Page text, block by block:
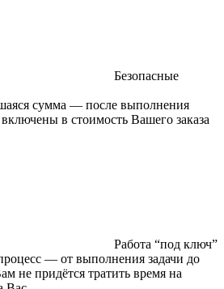
Безопасные
сумма — после выполнения
в стоимость Вашего заказа
Работа “под ключ”
— от выполнения задачи до
не придётся тратить время на